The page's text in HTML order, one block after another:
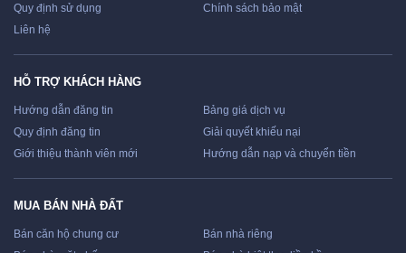
Quy định sử dụng
Chính sách bảo mật
Liên hệ
HỖ TRỢ KHÁCH HÀNG
Hướng dẫn đăng tin
Bảng giá dịch vụ
Quy định đăng tin
Giải quyết khiếu nại
Giới thiệu thành viên mới
Hướng dẫn nạp và chuyển tiền
MUA BÁN NHÀ ĐẤT
Bán căn hộ chung cư
Bán nhà riêng